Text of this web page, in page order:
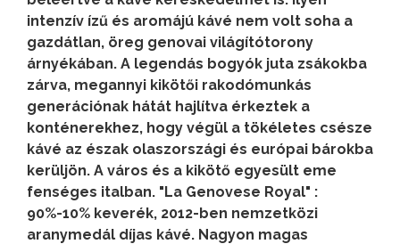
intenzív ízű és aromájú kávé nem volt soha a
gazdátlan, öreg genovai világítótorony
árnyékában. A legendás bogyók juta zsákokba
zárva, megannyi kikötői rakodómunkás
generációnak hátát hajlítva érkeztek a
konténerekhez, hogy végül a tökéletes csésze
kávé az észak olaszországi és európai bárokba
kerüljön. A város és a kikötő egyesült eme
fenséges italban. "La Genovese Royal" :
90%-10% keverék, 2012-ben nemzetközi
aranymedál díjas kávé. Nagyon magas